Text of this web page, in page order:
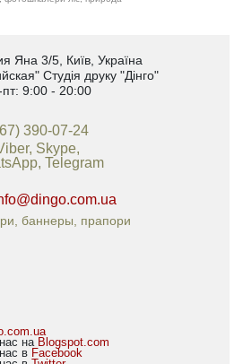
Яна 3/5, Київ, Україна
Студія друку "Дінго"
пн-пт: 9:00 - 20:00
390-07-24
Skype,
Telegram
баннеры, прапори
на Blogspot.com
в Facebook